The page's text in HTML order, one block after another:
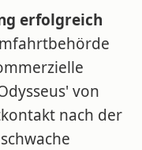
erfolgreich
von
nach der